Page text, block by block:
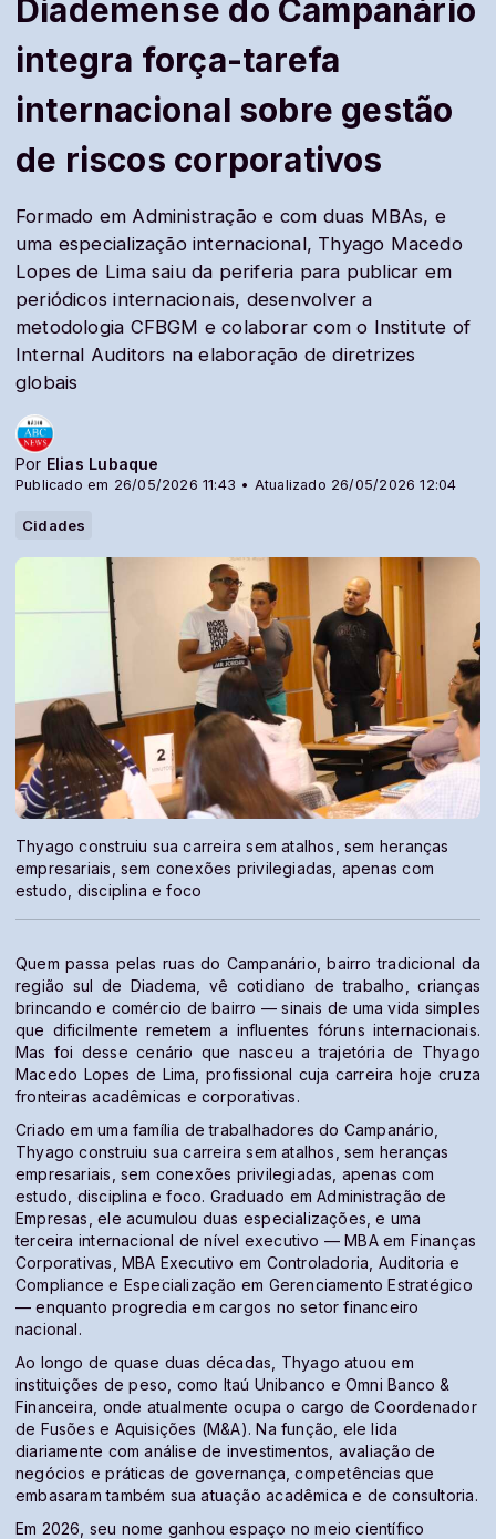
Diademense do Campanário
integra força-tarefa
internacional sobre gestão
de riscos corporativos
Formado em Administração e com duas MBAs, e
uma especialização internacional, Thyago Macedo
Lopes de Lima saiu da periferia para publicar em
periódicos internacionais, desenvolver a
metodologia CFBGM e colaborar com o Institute of
Internal Auditors na elaboração de diretrizes
globais
Por Elias Lubaque
Publicado em 26/05/2026 11:43 • Atualizado 26/05/2026 12:04
Cidades
Thyago construiu sua carreira sem atalhos, sem heranças
empresariais, sem conexões privilegiadas, apenas com
estudo, disciplina e foco
Quem passa pelas ruas do Campanário, bairro tradicional da
região sul de Diadema, vê cotidiano de trabalho, crianças
brincando e comércio de bairro — sinais de uma vida simples
que dificilmente remetem a influentes fóruns internacionais.
Mas foi desse cenário que nasceu a trajetória de Thyago
Macedo Lopes de Lima, profissional cuja carreira hoje cruza
fronteiras acadêmicas e corporativas.
Criado em uma família de trabalhadores do Campanário,
Thyago construiu sua carreira sem atalhos, sem heranças
empresariais, sem conexões privilegiadas, apenas com
estudo, disciplina e foco. Graduado em Administração de
Empresas, ele acumulou duas especializações, e uma
terceira internacional de nível executivo — MBA em Finanças
Corporativas, MBA Executivo em Controladoria, Auditoria e
Compliance e Especialização em Gerenciamento Estratégico
— enquanto progredia em cargos no setor financeiro
nacional.
Ao longo de quase duas décadas, Thyago atuou em
instituições de peso, como Itaú Unibanco e Omni Banco &
Financeira, onde atualmente ocupa o cargo de Coordenador
de Fusões e Aquisições (M&A). Na função, ele lida
diariamente com análise de investimentos, avaliação de
negócios e práticas de governança, competências que
embasaram também sua atuação acadêmica e de consultoria.
Em 2026, seu nome ganhou espaço no meio científico